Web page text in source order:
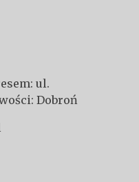
ul.
Dobroń